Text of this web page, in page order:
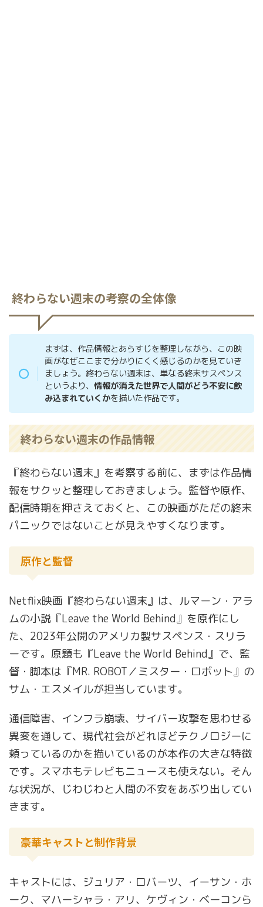
終わらない週末の考察の全体像
まずは、作品情報とあらすじを整理しながら、この映
画がなぜここまで分かりにくく感じるのかを見ていき
ましょう。終わらない週末は、単なる終末サスペンス
というより、情報が消えた世界で人間がどう不安に飲
み込まれていくかを描いた作品です。
終わらない週末の作品情報
『終わらない週末』を考察する前に、まずは作品情
報をサクッと整理しておきましょう。監督や原作、
配信時期を押さえておくと、この映画がただの終末
パニックではないことが見えやすくなります。
原作と監督
Netflix映画『終わらない週末』は、ルマーン・アラ
ムの小説『Leave the World Behind』を原作にし
た、2023年公開のアメリカ製サスペンス・スリラ
ーです。原題も『Leave the World Behind』で、監
督・脚本は『MR. ROBOT／ミスター・ロボット』の
サム・エスメイルが担当しています。
通信障害、インフラ崩壊、サイバー攻撃を思わせる
異変を通して、現代社会がどれほどテクノロジーに
頼っているのかを描いているのが本作の大きな特徴
です。スマホもテレビもニュースも使えない。そん
な状況が、じわじわと人間の不安をあぶり出してい
きます。
豪華キャストと制作背景
キャストには、ジュリア・ロバーツ、イーサン・ホ
ーク、マハーシャラ・アリ、ケヴィン・ベーコンら